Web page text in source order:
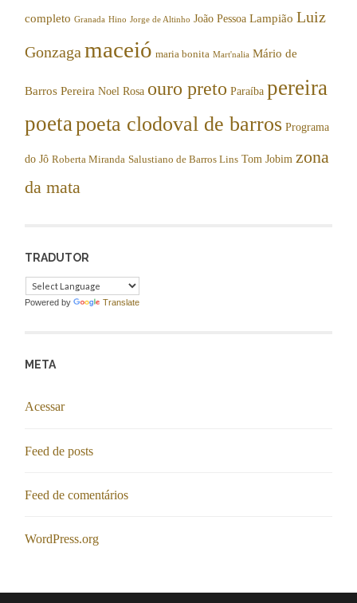
completo Granada Hino Jorge de Altinho João Pessoa Lampião Luiz
Gonzaga maceió maria bonita Mart'nalia Mário de
Barros Pereira Noel Rosa ouro preto Paraíba pereira
poeta poeta clodoval de barros Programa
do Jô Roberta Miranda Salustiano de Barros Lins Tom Jobim zona
da mata
TRADUTOR
Powered by Translate
META
Acessar
Feed de posts
Feed de comentários
WordPress.org